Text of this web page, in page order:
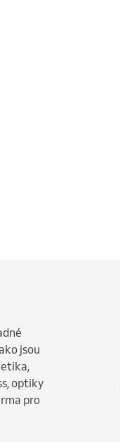
jsou
optiky
pro